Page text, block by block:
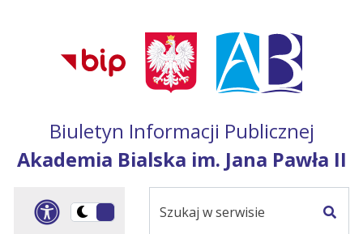
Przejdź do
głównego menu
Przejdź do treści
Przejdź do mapy
serwisu
Biuletyn Informacji Publicznej
Akademia Bialska im. Jana Pawła II
Panel dostosowania
Przełącz